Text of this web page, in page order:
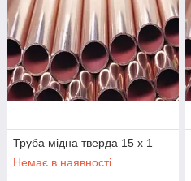
Труба мідна тверда 15 х 1
Немає в наявності